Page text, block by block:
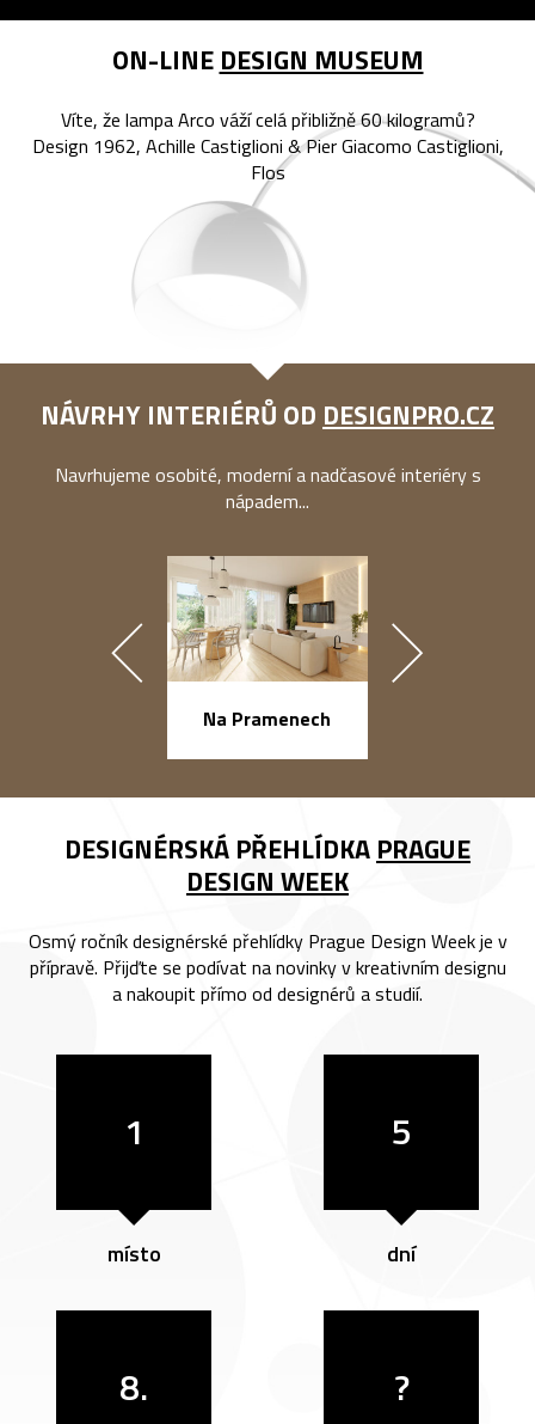
ON-LINE DESIGN MUSEUM
Víte, že lampa Arco váží celá přibližně 60 kilogramů?
Design 1962, Achille Castiglioni & Pier Giacomo Castiglioni,
Flos
NÁVRHY INTERIÉRŮ OD DESIGNPRO.CZ
Navrhujeme osobité, moderní a nadčasové interiéry s
nápadem...
Na Pramenech
DESIGNÉRSKÁ PŘEHLÍDKA PRAGUE
DESIGN WEEK
Osmý ročník designérské přehlídky Prague Design Week je v
přípravě. Přijďte se podívat na novinky v kreativním designu
a nakoupit přímo od designérů a studií.
1
místo
5
dní
8. ?